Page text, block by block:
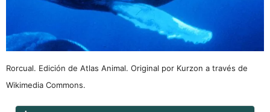
Rorcual. Edición de Atlas Animal. Original por Kurzon a través de
Wikimedia Commons.